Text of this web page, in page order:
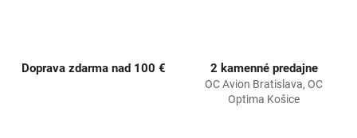
Doprava zdarma nad 100 € 2 kamenné predajne
OC Avion Bratislava, OC
Optima Košice